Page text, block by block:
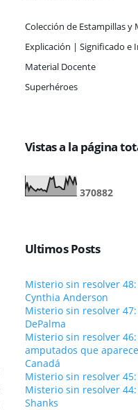
Colección de Estampillas y
Explicación | Significado e
Material Docente
Superhéroes
Vistas a la página
370882
Ultimos Posts
Misterio sin resolver
Cynthia Anderson
Misterio sin resolver
DePalma
Misterio sin resolver
amputados que
Canadá
Misterio sin resolver
Misterio sin resolver
Shanks